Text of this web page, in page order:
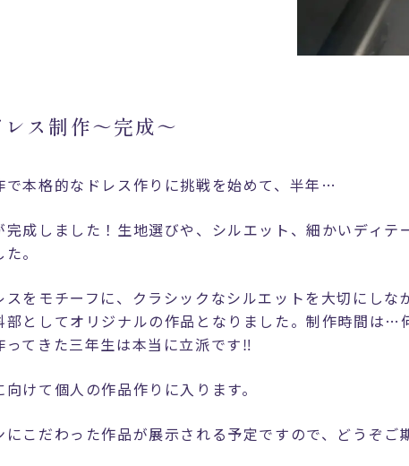
ス制作～完成～
で本格的なドレス作りに挑戦を始めて、半年…
完成しました！生地選びや、シルエット、細かいディテ
。
をモチーフに、クラシックなシルエットを大切にしな
部としてオリジナルの作品となりました。制作時間は
ってきた三年生は本当に立派です‼
けて個人の作品作りに入ります。
こだわった作品が展示される予定ですので、どうぞご